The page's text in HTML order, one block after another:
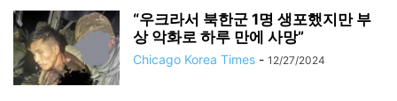
“우크라서 북한군 1명 생포했지만 부
상 악화로 하루 만에 사망”
Chicago Korea Times - 12/27/2024